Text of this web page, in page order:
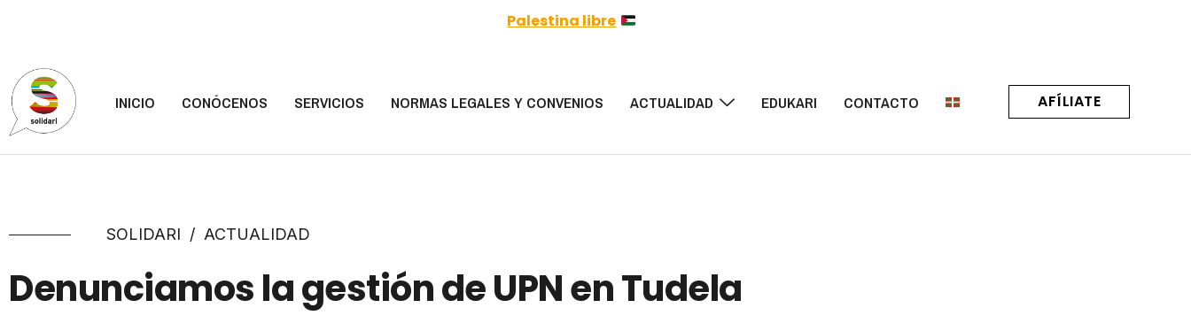
Palestina libre
INICIO CONÓCENOS SERVICIOS NORMAS LEGALES Y CONVENIOS ACTUALIDAD EDUKARI CONTACTO AFÍLIATE
SOLIDARI / ACTUALIDAD
Denunciamos la gestión de UPN en Tudela